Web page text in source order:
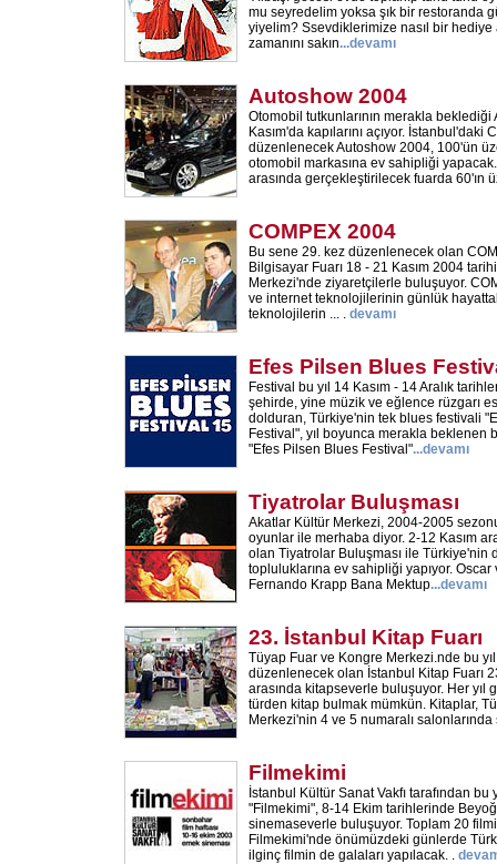
mu seyredelim yoksa şık bir restoranda
yiyelim? Ssevdiklerimize nasıl bir hediye
zamanını sakın...devamı
Autoshow 2004
Otomobil tutkunlarının merakla
Kasım'da kapılarını açıyor. İstanbul'daki
düzenlenecek Autoshow 2004, 100'ün
otomobil markasına ev sahipliği
arasında gerçekleştirilecek fuarda 60'ın
COMPEX 2004
Bu sene 29. kez düzenlenecek olan
Bilgisayar Fuarı 18 - 21 Kasım 2004
Merkezi'nde ziyaretçilerle buluşuyor.
ve internet teknolojilerinin günlük
teknolojilerin ... . devamı
Efes Pilsen Blues
Festival bu yıl 14 Kasım - 14 Aralık
şehirde, yine müzik ve eğlence rüzgarı
dolduran, Türkiye'nin tek blues festivali
Festival", yıl boyunca merakla beklenen
"Efes Pilsen Blues Festival"...devamı
Tiyatrolar Buluşması
Akatlar Kültür Merkezi, 2004-2005
oyunlar ile merhaba diyor. 2-12 Kasım
olan Tiyatrolar Buluşması ile Türkiye'nin
topluluklarına ev sahipliği yapıyor.
Fernando Krapp Bana Mektup...devamı
23. İstanbul Kitap Fuarı
Tüyap Fuar ve Kongre Merkezi.nde bu
düzenlenecek olan İstanbul Kitap Fuarı
arasında kitapseverle buluşuyor. Her yıl
türden kitap bulmak mümkün. Kitaplar,
Merkezi'nin 4 ve 5 numaralı
Filmekimi
İstanbul Kültür Sanat Vakfı tarafından
"Filmekimi", 8-14 Ekim tarihlerinde
sinemaseverle buluşuyor. Toplam 20
Filmekimi'nde önümüzdeki günlerde
ilginç filmin de galaları yapılacak. .